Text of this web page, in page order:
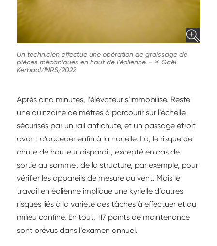
Un technicien effectue une opération de graissage de
pièces mécaniques en haut de l'éolienne. - © Gaël
Kerbaol/INRS/2022
Après cinq minutes, l’élévateur s’immobilise. Reste
une quinzaine de mètres à parcourir sur l’échelle,
sécurisés par un rail antichute, et un passage étroit
avant d’accéder enfin à la nacelle. Là, le risque de
chute de hauteur disparaît, excepté en cas de
sortie au sommet de la structure, par exemple, pour
vérifier les appareils de mesure du vent. Mais le
travail en éolienne implique une kyrielle d’autres
risques liés à la variété des tâches à effectuer et au
milieu confiné. En tout, 117 points de maintenance
sont prévus dans l’examen annuel.